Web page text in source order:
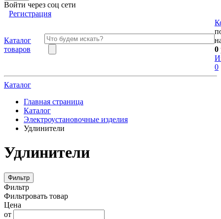
Войти через соц сети
Регистрация
Каталог
товаров
0
0
Каталог
Главная страница
Каталог
Электроустановочные изделия
Удлинители
Удлинители
Фильтр
Фильтр
Фильтровать товар
Цена
от